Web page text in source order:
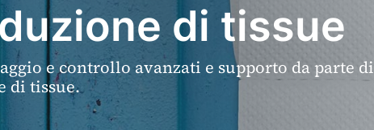
di tissue
e controllo avanzati e supporto da parte di
di tissue.